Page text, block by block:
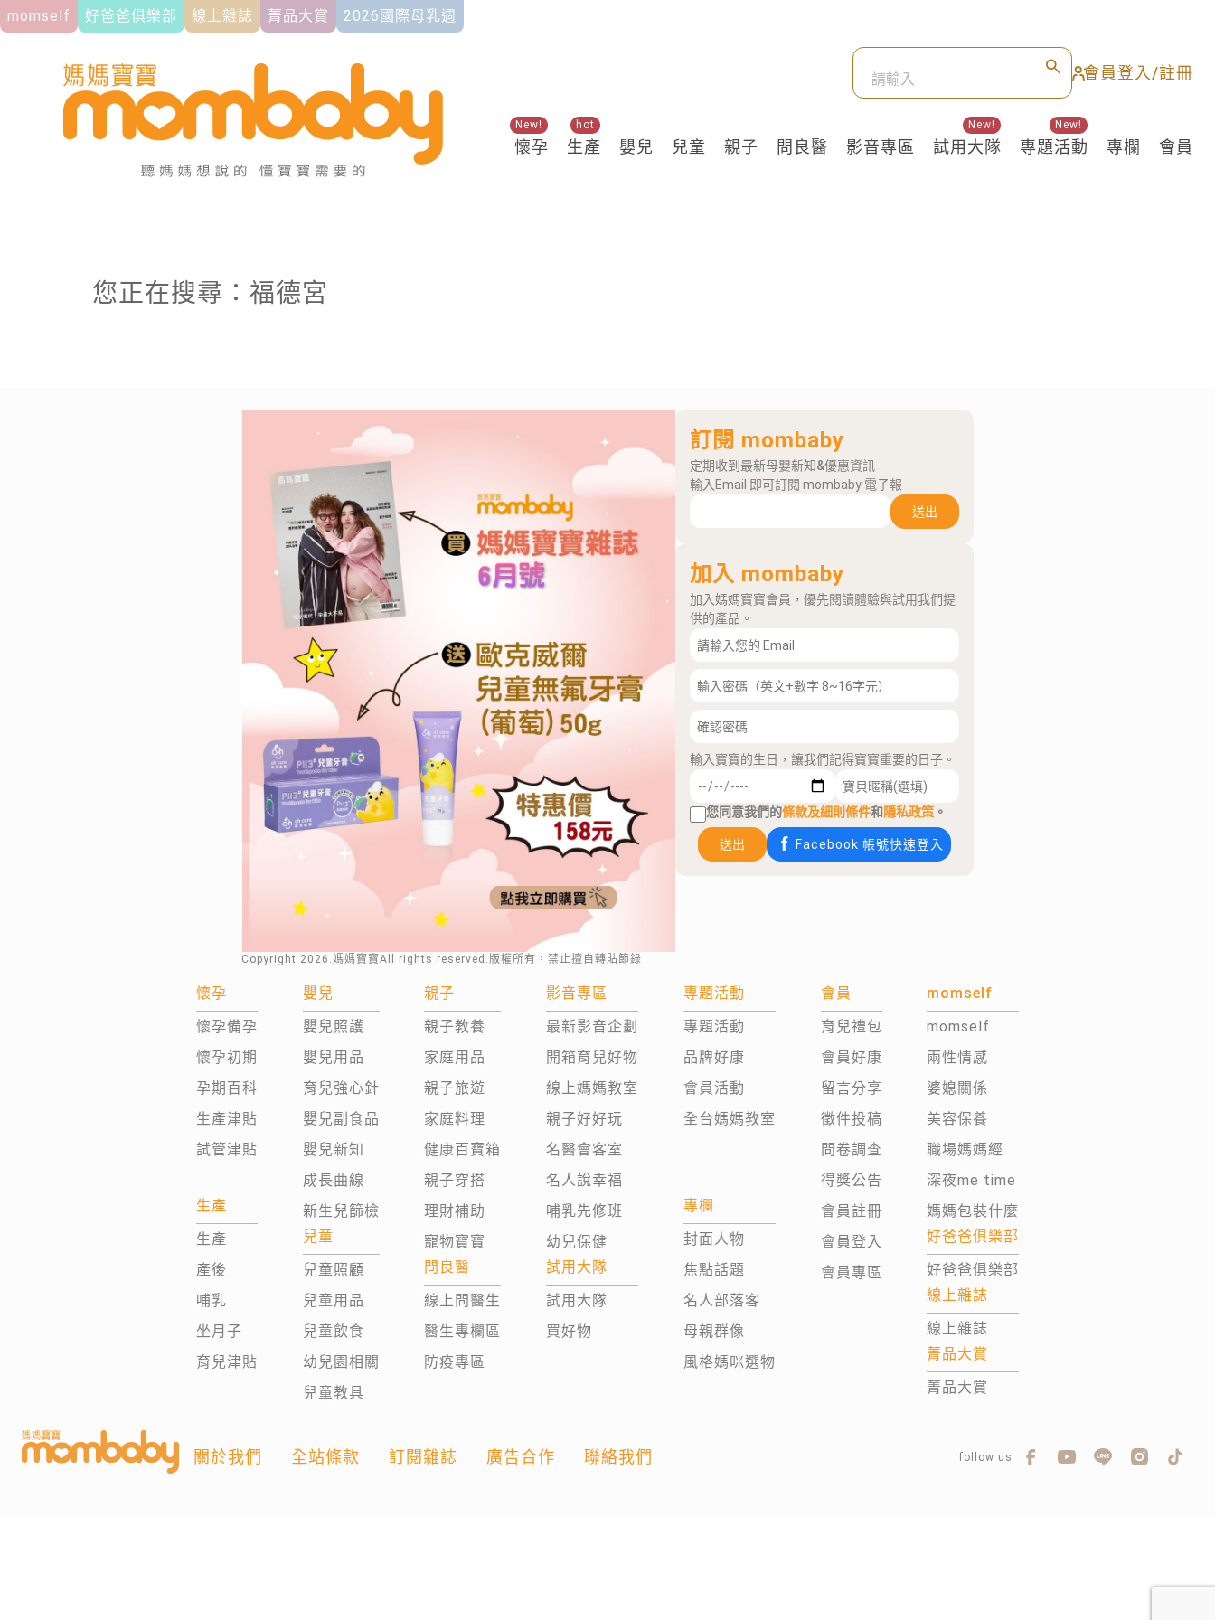
momself 好爸爸俱樂部 線上雜誌 菁品大賞 2026國際母乳週
會員登入/註冊
懷孕
New!
生產
hot
嬰兒 兒童 親子 問良醫 影音專區 試用大隊
New!
專題活動
New!
專欄 會員
關鍵熱搜
您正在搜尋：福德宮
Copyright 2026 .媽媽寶寶All rights reserved.版權所有，禁止擅自轉貼節錄
訂閱 mombaby
定期收到最新母嬰新知&優惠資訊
輸入Email 即可訂閱 mombaby 電子報
送出
加入 mombaby
加入媽媽寶寶會員，優先閱讀體驗與試用我們提
供的產品。
輸入寶寶的生日，讓我們記得寶寶重要的日子。
您同意我們的條款及細則條件和隱私政策 。
送出 Facebook 帳號快速登入
懷孕
懷孕備孕
懷孕初期
孕期百科
生產津貼
試管津貼
生產
生產
產後
哺乳
坐月子
育兒津貼
嬰兒
嬰兒照護
嬰兒用品
育兒強心針
嬰兒副食品
嬰兒新知
成長曲線
新生兒篩檢
兒童
兒童照顧
兒童用品
兒童飲食
幼兒園相關
兒童教具
親子
親子教養
家庭用品
親子旅遊
家庭料理
健康百寶箱
親子穿搭
理財補助
寵物寶寶
問良醫
線上問醫生
醫生專欄區
防疫專區
影音專區
最新影音企劃
開箱育兒好物
線上媽媽教室
親子好好玩
名醫會客室
名人說幸福
哺乳先修班
幼兒保健
試用大隊
試用大隊
買好物
專題活動
專題活動
品牌好康
會員活動
全台媽媽教室
專欄
封面人物
焦點話題
名人部落客
母親群像
風格媽咪選物
會員
育兒禮包
會員好康
留言分享
徵件投稿
問卷調查
得獎公告
會員註冊
會員登入
會員專區
momself
momself
兩性情感
婆媳關係
美容保養
職場媽媽經
深夜me time
媽媽包裝什麼
好爸爸俱樂部
好爸爸俱樂部
線上雜誌
線上雜誌
菁品大賞
菁品大賞
關於我們 全站條款 訂閱雜誌 廣告合作 聯絡我們 follow us